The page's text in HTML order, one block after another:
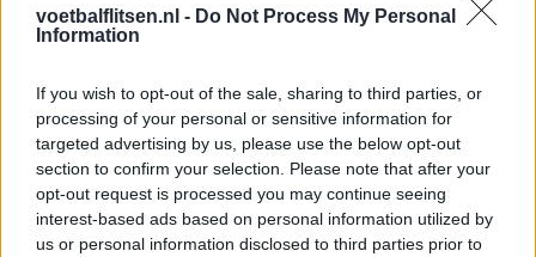
voetbalflitsen.nl - Do Not Process My Personal
Information
If you wish to opt-out of the sale, sharing to third parties, or
processing of your personal or sensitive information for
targeted advertising by us, please use the below opt-out
section to confirm your selection. Please note that after your
opt-out request is processed you may continue seeing
interest-based ads based on personal information utilized by
us or personal information disclosed to third parties prior to
Marcos Leonardo laat eerste indruk achter bij
Ajax: 'Hier gaan fans van genieten'
Resterend oefenprogramma Ajax: waar zijn de
duels te zien
Ajax groeit onder Míchel, maar transfermarkt
blijft cruciaal